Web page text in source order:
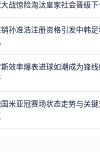
战惊险淘汰皇家社会晋级
孙准浩注册资格引发中韩
效率爆表进球如潮成为锋
米亚冠赛场状态走势与关